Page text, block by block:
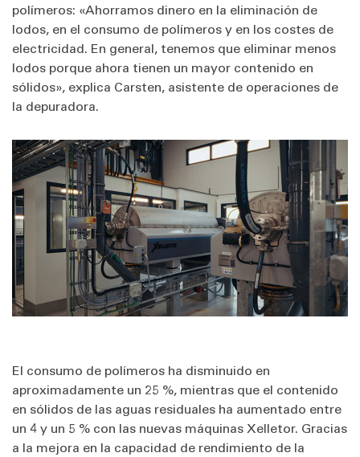
polímeros: «Ahorramos dinero en la eliminación de
lodos, en el consumo de polímeros y en los costes de
electricidad. En general, tenemos que eliminar menos
lodos porque ahora tienen un mayor contenido en
sólidos», explica Carsten, asistente de operaciones de
la depuradora.
El consumo de polímeros ha disminuido en
aproximadamente un 25 %, mientras que el contenido
en sólidos de las aguas residuales ha aumentado entre
un 4 y un 5 % con las nuevas máquinas Xelletor. Gracias
a la mejora en la capacidad de rendimiento de la